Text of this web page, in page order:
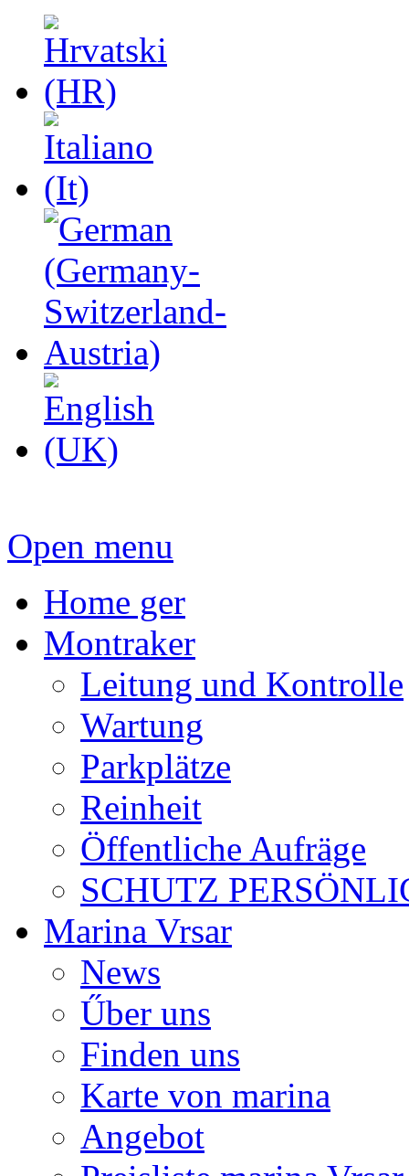
Open menu
Home ger
Montraker
Leitung und Kontrolle
Wartung
Parkplätze
Reinheit
Öffentliche Aufräge
SCHUTZ
Marina Vrsar
News
Űber uns
Finden uns
Karte von marina
Angebot